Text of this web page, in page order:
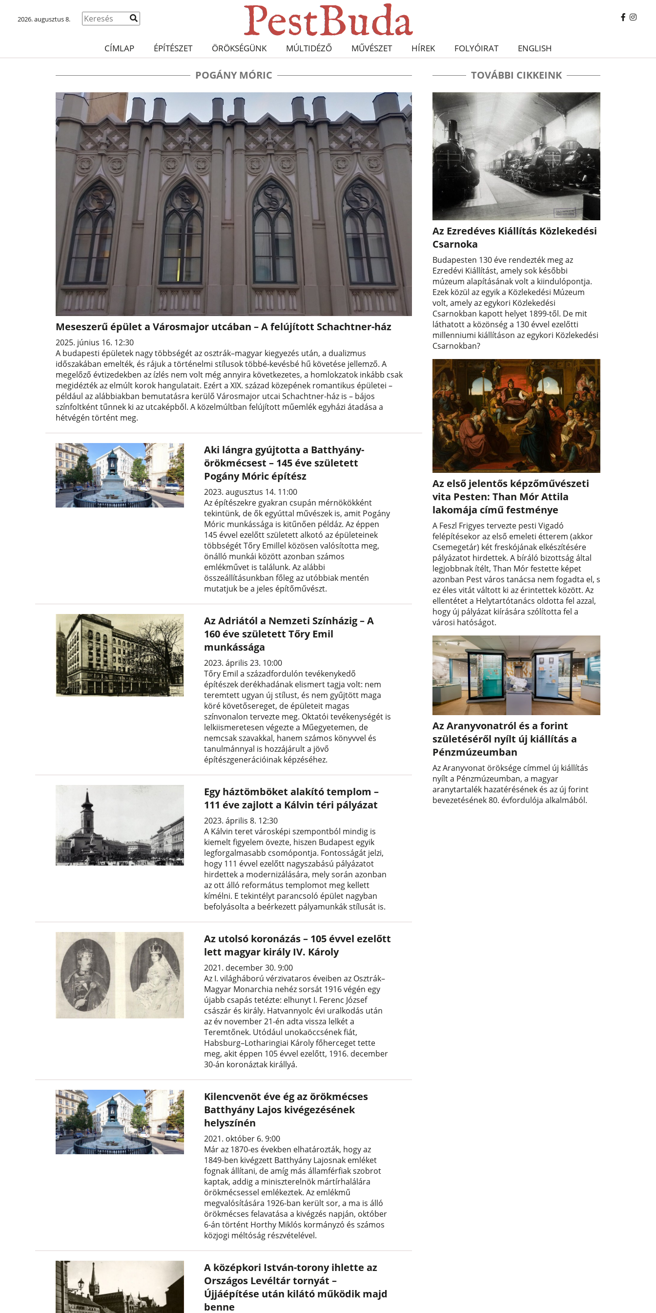
2026. augusztus 8.
CÍMLAP ÉPÍTÉSZET ÖRÖKSÉGÜNK MÚLTIDÉZŐ MŰVÉSZET HÍREK FOLYÓIRAT ENGLISH
POGÁNY MÓRIC
Meseszerű épület a Városmajor utcában – A felújított Schachtner-ház
2025. június 16. 12:30
A budapesti épületek nagy többségét az osztrák–magyar kiegyezés után, a dualizmus
időszakában emelték, és rájuk a történelmi stílusok többé-kevésbé hű követése jellemző. A
megelőző évtizedekben az ízlés nem volt még annyira következetes, a homlokzatok inkább csak
megidézték az elmúlt korok hangulatait. Ezért a XIX. század közepének romantikus épületei –
például az alábbiakban bemutatásra kerülő Városmajor utcai Schachtner-ház is – bájos
színfoltként tűnnek ki az utcaképből. A közelmúltban felújított műemlék egyházi átadása a
hétvégén történt meg.
Aki lángra gyújtotta a Batthyány-
örökmécsest – 145 éve született
Pogány Móric építész
2023. augusztus 14. 11:00
Az építészekre gyakran csupán mérnökökként
tekintünk, de ők egyúttal művészek is, amit Pogány
Móric munkássága is kitűnően példáz. Az éppen
145 évvel ezelőtt született alkotó az épületeinek
többségét Tőry Emillel közösen valósította meg,
önálló munkái között azonban számos
emlékművet is találunk. Az alábbi
összeállításunkban főleg az utóbbiak mentén
mutatjuk be a jeles építőművészt.
Az Adriától a Nemzeti Színházig – A
160 éve született Tőry Emil
munkássága
2023. április 23. 10:00
Tőry Emil a századfordulón tevékenykedő
építészek derékhadának elismert tagja volt: nem
teremtett ugyan új stílust, és nem gyűjtött maga
köré követősereget, de épületeit magas
színvonalon tervezte meg. Oktatói tevékenységét is
lelkiismeretesen végezte a Műegyetemen, de
nemcsak szavakkal, hanem számos könyvvel és
tanulmánnyal is hozzájárult a jövő
építészgenerációinak képzéséhez.
Egy háztömböket alakító templom –
111 éve zajlott a Kálvin téri pályázat
2023. április 8. 12:30
A Kálvin teret városképi szempontból mindig is
kiemelt figyelem övezte, hiszen Budapest egyik
legforgalmasabb csomópontja. Fontosságát jelzi,
hogy 111 évvel ezelőtt nagyszabású pályázatot
hirdettek a modernizálására, mely során azonban
az ott álló református templomot meg kellett
kímélni. E tekintélyt parancsoló épület nagyban
befolyásolta a beérkezett pályamunkák stílusát is.
Az utolsó koronázás – 105 évvel ezelőtt
lett magyar király IV. Károly
2021. december 30. 9:00
Az I. világháború vérzivataros éveiben az Osztrák–
Magyar Monarchia nehéz sorsát 1916 végén egy
újabb csapás tetézte: elhunyt I. Ferenc József
császár és király. Hatvannyolc évi uralkodás után
az év november 21-én adta vissza lelkét a
Teremtőnek. Utódául unokaöccsének fiát,
Habsburg–Lotharingiai Károly főherceget tette
meg, akit éppen 105 évvel ezelőtt, 1916. december
30-án koronáztak királlyá.
Kilencvenöt éve ég az örökmécses
Batthyány Lajos kivégezésének
helyszínén
2021. október 6. 9:00
Már az 1870-es években elhatározták, hogy az
1849-ben kivégzett Batthyány Lajosnak emléket
fognak állítani, de amíg más államférfiak szobrot
kaptak, addig a miniszterelnök mártírhalálára
örökmécsessel emlékeztek. Az emlékmű
megvalósítására 1926-ban került sor, a ma is álló
örökmécses felavatása a kivégzés napján, október
6-án történt Horthy Miklós kormányzó és számos
közjogi méltóság részvételével.
A középkori István-torony ihlette az
Országos Levéltár tornyát –
Újjáépítése után kilátó működik majd
benne
TOVÁBBI CIKKEINK
Az Ezredéves Kiállítás Közlekedési
Csarnoka
Budapesten 130 éve rendezték meg az
Ezredévi Kiállítást, amely sok későbbi
múzeum alapításának volt a kiindulópontja.
Ezek közül az egyik a Közlekedési Múzeum
volt, amely az egykori Közlekedési
Csarnokban kapott helyet 1899-től. De mit
láthatott a közönség a 130 évvel ezelőtti
millenniumi kiállításon az egykori Közlekedési
Csarnokban?
Az első jelentős képzőművészeti
vita Pesten: Than Mór Attila
lakomája című festménye
A Feszl Frigyes tervezte pesti Vigadó
felépítésekor az első emeleti étterem (akkor
Csemegetár) két freskójának elkészítésére
pályázatot hirdettek. A bíráló bizottság által
legjobbnak ítélt, Than Mór festette képet
azonban Pest város tanácsa nem fogadta el, s
ez éles vitát váltott ki az érintettek között. Az
ellentétet a Helytartótanács oldotta fel azzal,
hogy új pályázat kiírására szólította fel a
városi hatóságot.
Az Aranyvonatról és a forint
születéséről nyílt új kiállítás a
Pénzmúzeumban
Az Aranyvonat öröksége címmel új kiállítás
nyílt a Pénzmúzeumban, a magyar
aranytartalék hazatérésének és az új forint
bevezetésének 80. évfordulója alkalmából.